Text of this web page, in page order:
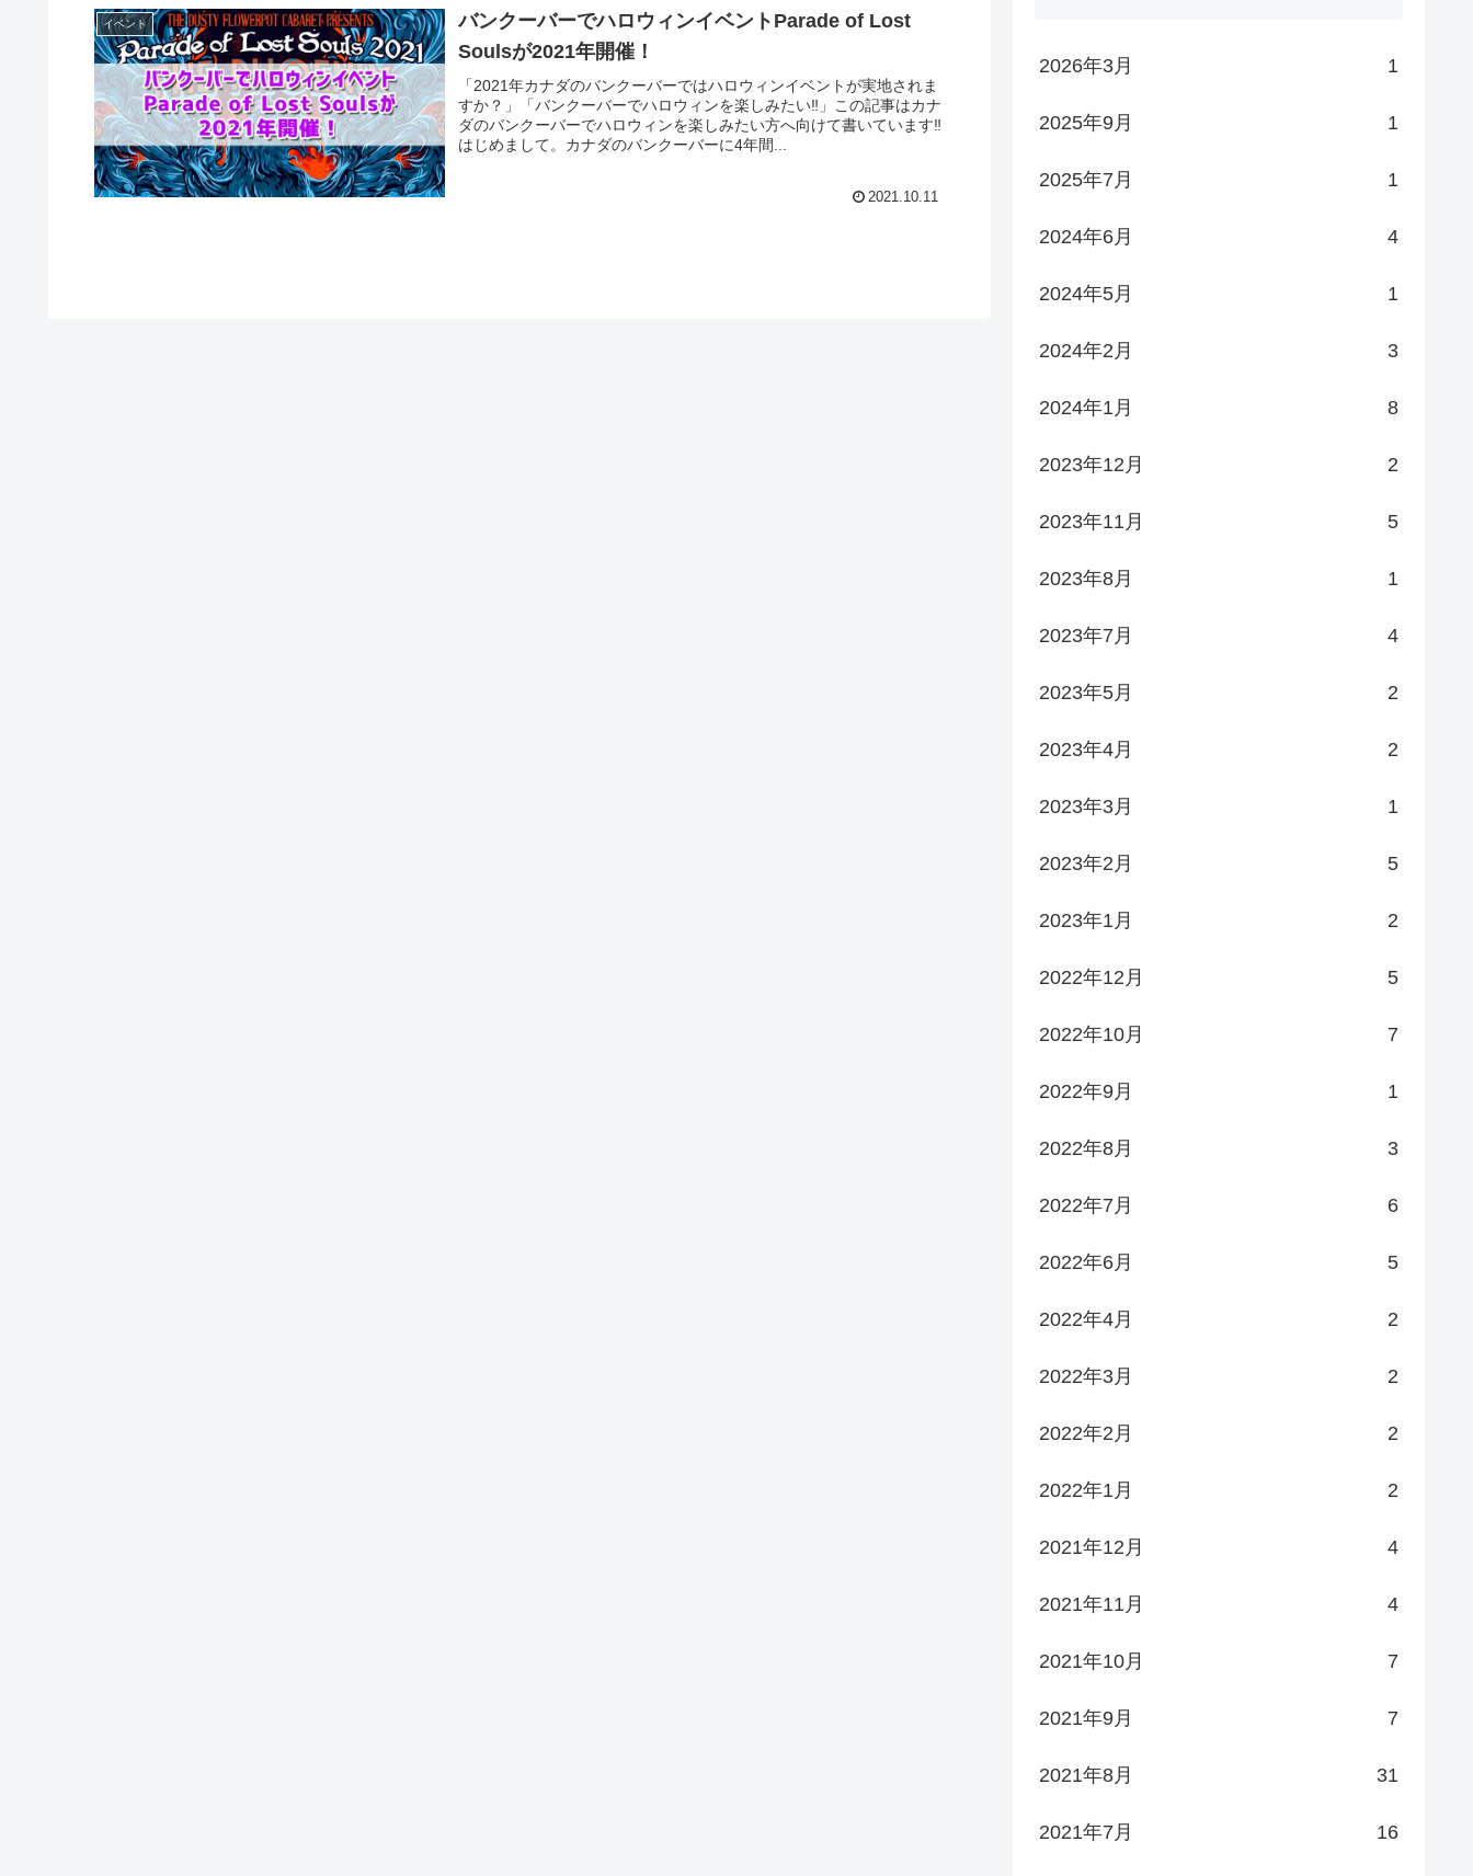
イベント
バンクーバーでハロウィンイベントParade of Lost
Soulsが2021年開催！
「2021年カナダのバンクーバーではハロウィンイベントが実地されま
すか？」「バンクーバーでハロウィンを楽しみたい‼️」この記事はカナ
ダのバンクーバーでハロウィンを楽しみたい方へ向けて書いています‼️
はじめまして。カナダのバンクーバーに4年間...
2021.10.11
2026年3月 1
2025年9月 1
2025年7月 1
2024年6月 4
2024年5月 1
2024年2月 3
2024年1月 8
2023年12月 2
2023年11月 5
2023年8月 1
2023年7月 4
2023年5月 2
2023年4月 2
2023年3月 1
2023年2月 5
2023年1月 2
2022年12月 5
2022年10月 7
2022年9月 1
2022年8月 3
2022年7月 6
2022年6月 5
2022年4月 2
2022年3月 2
2022年2月 2
2022年1月 2
2021年12月 4
2021年11月 4
2021年10月 7
2021年9月 7
2021年8月 31
2021年7月 16